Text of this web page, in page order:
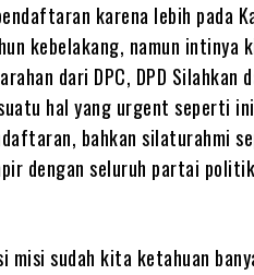
karena lebih pada
kebelakang, namun intinya
dari DPC, DPD Silahkan
hal yang urgent seperti
bahkan silaturahmi
dengan seluruh partai
misi sudah kita ketahuan